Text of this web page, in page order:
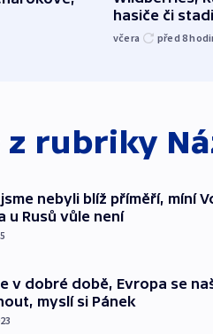
hasiče či
včera před 8
z rubriky
nebyli blíž příměří, míní
u Rusů vůle není
v dobré době, Evropa se
myslí si Pánek